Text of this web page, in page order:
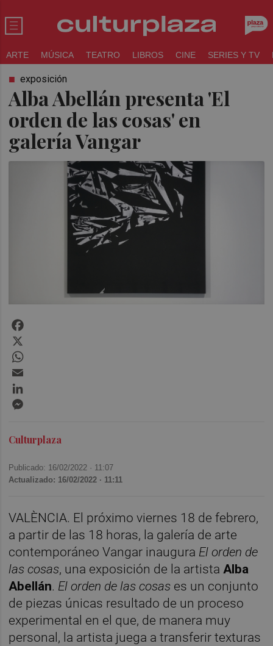
ARTE MÚSICA TEATRO LIBROS CINE SERIES Y TV
Alba Abellán presenta 'El
orden de las cosas' en
galería Vangar
exposición
Culturplaza
Publicado: 16/02/2022 · 11:07
Actualizado: 16/02/2022 · 11:11
VALÈNCIA. El próximo viernes 18 de febrero,
a partir de las 18 horas, la galería de arte
contemporáneo Vangar inaugura El orden de
las cosas, una exposición de la artista Alba
Abellán. El orden de las cosas es un conjunto
de piezas únicas resultado de un proceso
experimental en el que, de manera muy
personal, la artista juega a transferir texturas